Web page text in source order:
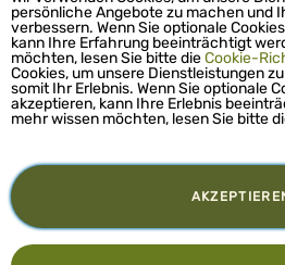
persönliche Angebote zu machen und
verbessern. Wenn Sie optionale
kann Ihre Erfahrung beeinträchtigt
möchten, lesen Sie bitte dieCookie-
Cookies, um unsere Dienstleistungen
somit Ihr Erlebnis. Wenn Sie optionale
akzeptieren, kann Ihre Erlebnis
mehr wissen möchten, lesen Sie bitte